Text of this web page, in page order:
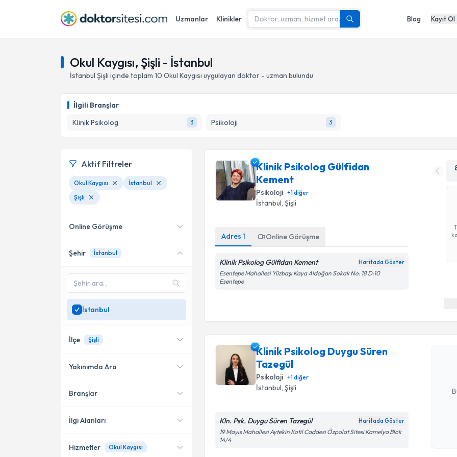
Uzmanlar Klinikler Blog Kayıt Ol
Okul Kaygısı, Şişli - İstanbul
İstanbul Şişli içinde toplam 10 Okul Kaygısı uygulayan doktor - uzman bulundu
İlgili Branşlar
Klinik Psikolog
3 Psikoloji 3
Klinik Psikolog Gülfidan
Kement
Psikoloji +1diğer
İstanbul, Şişli
Adres1 Online Görüşme
Klinik Psikolog Gülfidan Kement Haritada Göster
Esentepe Mahallesi Yüzbaşı Kaya Aldoğan Sokak No: 18 D:10
Esentepe
Klinik Psikolog Duygu Süren
Tazegül
Psikoloji +1diğer
İstanbul , Şişli
Kln. Psk. Duygu Süren Tazegül Haritada Göster
19 Mayıs Mahallesi Aytekin Kotil Caddesi Özpolat Sitesi Kamelya Blok
14/4
Klinik
talebi
Aktif Filtreler
Okul Kaygısı
İstanbul
Şişli
Online Görüşme
Online danışmanlık sunan
Sadeceİstanbul
uzman ara
Şehir İstanbul
İstanbul
İlçe Şişli
Kadıköy
Bakırköy
Yakınımda Ara
Konumuma yakın uzmanları
Branşlar
Klinik Psikolog
İlgi Alanları
Hizmetler Okul Kaygısı